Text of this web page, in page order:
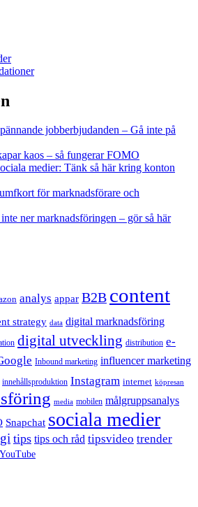
jobberbjudanden – Gå inte på
kaos – så fungerar FOMO
medier: Tänk så här kring konton
för marknadsförare och
ner marknadsföringen – gör så här
analys appar B2B content
strategy data digital marknadsföring
digital utveckling distribution e-
Inbound marketing influencer marketing
innehållsproduktion Instagram internet köpresan
media mobilen målgruppsanalys
Snapchat sociala medier
tips tips och råd tipsvideo trender
YouTube